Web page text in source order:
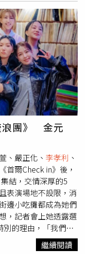
食控制雙管齊下，她
，每天早上都會早起
身心靈放鬆平衡。
說過，自己會有透過
量更低，同時會補充
，可以在早餐或晚餐
餐就是吃海鮮和雞
浪團》 金元
、嚴正化、 李孝利 、
首爾Check in》後，
結，交情深厚的5
表演場地不設限，消
邊小吃攤都成為她們
，記者會上她透露選
別的理由，「我們最
看正化姐手機通訊錄
想約出來大家吃頓飯
繼續閱讀